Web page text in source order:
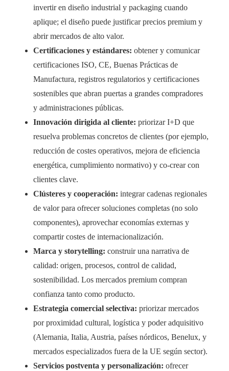
invertir en diseño industrial y packaging cuando
aplique; el diseño puede justificar precios premium y
abrir mercados de alto valor.
Certificaciones y estándares: obtener y comunicar
certificaciones ISO, CE, Buenas Prácticas de
Manufactura, registros regulatorios y certificaciones
sostenibles que abran puertas a grandes compradores
y administraciones públicas.
Innovación dirigida al cliente: priorizar I+D que
resuelva problemas concretos de clientes (por ejemplo,
reducción de costes operativos, mejora de eficiencia
energética, cumplimiento normativo) y co-crear con
clientes clave.
Clústeres y cooperación: integrar cadenas regionales
de valor para ofrecer soluciones completas (no solo
componentes), aprovechar economías externas y
compartir costes de internacionalización.
Marca y storytelling: construir una narrativa de
calidad: origen, procesos, control de calidad,
sostenibilidad. Los mercados premium compran
confianza tanto como producto.
Estrategia comercial selectiva: priorizar mercados
por proximidad cultural, logística y poder adquisitivo
(Alemania, Italia, Austria, países nórdicos, Benelux, y
mercados especializados fuera de la UE según sector).
Servicios postventa y personalización: ofrecer